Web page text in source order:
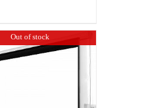
Out of stock